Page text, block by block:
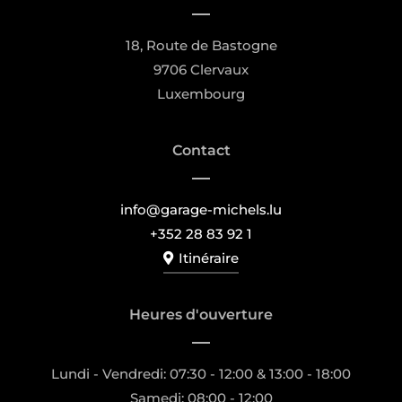
18, Route de Bastogne
9706 Clervaux
Luxembourg
Contact
info@garage-michels.lu
+352 28 83 92 1
Itinéraire
Heures d'ouverture
Lundi - Vendredi: 07:30 - 12:00 & 13:00 - 18:00
Samedi: 08:00 - 12:00